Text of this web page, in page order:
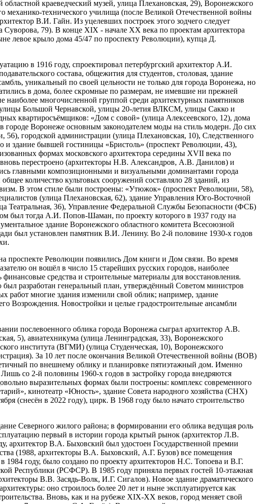
краеведческий музей, улица Плехановская, 29), Воронежского
механико-технического училища (после Великой Отечественной войны
В.И. Гайн. Из уцелевших построек этого зодчего следует
79). В конце XIX - начале XX века по проектам архитектора
левое крыло дома 45/47 по проспекту Революции), купца Д.
в 1916 году, спроектировал петербургский архитектор А.И.
состава, общежития для студентов, столовая, здание
уникальный по своей цельности не только для города Воронежа, но
в дома, более скромные по размерам, не имевшие ни прежней
многочисленной группой среди архитектурных памятников
Большой Чернавской, улицы 20-летия ВЛКСМ, улицы Сакко и
квартиросъёмщиков: «Дом с совой» (улица Алексеевского, 12), дома
Воронеже основным законодателем моды на стиль модерн. До сих
городской администрации (улица Плехановская, 10), Следственного
и здание бывшей гостиницы «Бристоль» (проспект Революции, 43),
формах московского архитектора середины XVII века по
перестроено (архитекторы Н.В. Александров, А.В. Данилов) и
главными композиционными и визуальными доминантами города
количество культовых сооружений составляло 28 зданий, из
В этом стиле были построены: «Утюжок» (проспект Революции, 58),
(улица Плехановская, 62), здание Управления Юго-Восточной
Театральная, 36), Управление Федеральной Службы Безопасности (ФСБ)
был тогда А.И. Попов-Шаман, по проекту которого в 1937 году на
здание Воронежского областного комитета Всесоюзной
был установлен памятник В.И. Ленину. Во 2-й половине 1930-х годов
проспекте Революции появились Дом книги и Дом связи. Во время
он вошёл в число 15 старейших русских городов, наиболее
средства и строительные материалы для восстановления.
разработан генеральный план, утверждённый Советом министров
работ многие здания изменили свой облик; например, здание
Возрождения. Новостройки и целые градостроительные ансамбли
послевоенного облика города Воронежа сыграл архитектор А.В.
5), авиатехникума (улица Ленинградская, 33), Воронежского
института (ВГМИ) (улица Студенческая, 10), Воронежского
За 10 лет после окончания Великой Отечественной войны (ВОВ)
по внешнему облику и планировке пятиэтажный дом. Именно
со 2-й половины 1960-х годов в застройку города внедряются
выразительных формах были построены: комплекс современного
кинотеатр «Юность», здание Совета народного хозяйства (СНХ)
(снесён в 2022 году), цирк. В 1968 году было начато строительство
Северного жилого района; в формировании его облика ведущая роль
первый в истории города крытый рынок (архитектор Л.В.
архитектор В.А. Быховский был удостоен Государственной премии
(1988, архитекторы В.А. Быховский, А.Г. Бузов) все помещения
1984 году, было создано по проекту архитекторов Н.С. Топоева и В.Г.
Республики (РСФСР). В 1985 году приняла первых гостей 10-этажная
В.В. Засядь-Волк, И.Г. Сигалов). Новое здание драматического
оно строилось более 20 лет и ныне эксплуатируется как
Вновь, как и на рубеже XIX-XX веков, город меняет свой